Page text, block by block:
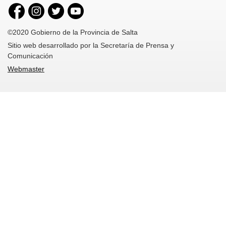
©2020 Gobierno de la Provincia de Salta
Sitio web desarrollado por la Secretaría de Prensa y
Comunicación
Webmaster